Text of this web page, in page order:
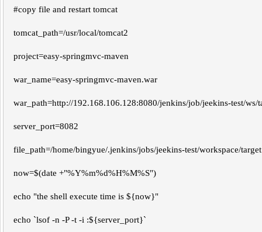
#copy file and restart tomcat
tomcat_path=/usr/local/tomcat2
project=easy-springmvc-maven
war_name=easy-springmvc-maven.war
war_path=http://192.168.106.128:8080/jenkins/job/jeekins-test/ws/
server_port=8082
file_path=/home/bingyue/.jenkins/jobs/jeekins-test/workspace/target
now=$(date +"%Y%m%d%H%M%S")
echo "the shell execute time is ${now}"
echo `lsof -n -P -t -i :${server_port}`